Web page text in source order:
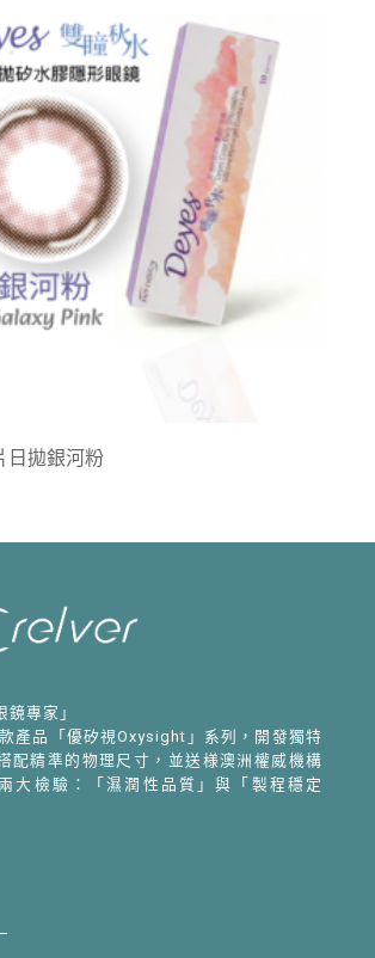
日拋銀河粉
鏡專家」
產品「優矽視Oxysight」系列，開發獨特
配精準的物理尺寸，並送様澳洲權威機構
大檢驗：「濕潤性品質」與「製程穩定